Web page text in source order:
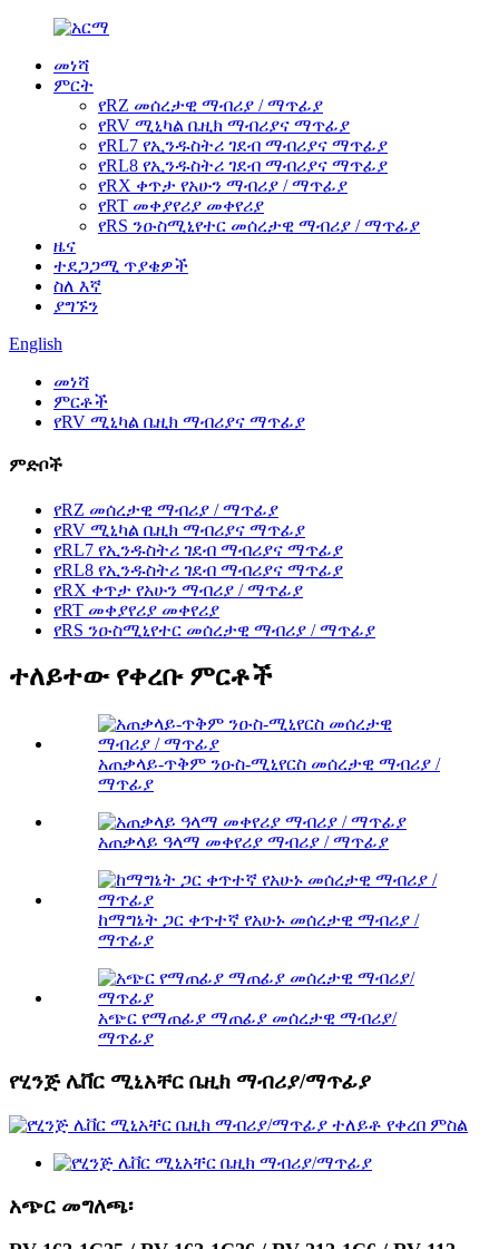
መነሻ
ምርት
የRZ መሰረታዊ ማብሪያ / ማጥፊያ
የRV ሚኒካል ቤዚክ ማብሪያና ማጥፊያ
የRL7 የኢንዱስትሪ ገደብ ማብሪያና ማጥፊያ
የRL8 የኢንዱስትሪ ገደብ ማብሪያና ማጥፊያ
የRX ቀጥታ የአሁን ማብሪያ / ማጥፊያ
የRT መቀያየሪያ መቀየሪያ
የRS ንዑስሚኒየተር መሰረታዊ ማብሪያ / ማጥፊያ
ዜና
ተደጋጋሚ ጥያቄዎች
ስለ እኛ
ያግኙን
English
መነሻ
ምርቶች
የRV ሚኒካል ቤዚክ ማብሪያና ማጥፊያ
ምድቦች
የRZ መሰረታዊ ማብሪያ / ማጥፊያ
የRV ሚኒካል ቤዚክ ማብሪያና ማጥፊያ
የRL7 የኢንዱስትሪ ገደብ ማብሪያና ማጥፊያ
የRL8 የኢንዱስትሪ ገደብ ማብሪያና ማጥፊያ
የRX ቀጥታ የአሁን ማብሪያ / ማጥፊያ
የRT መቀያየሪያ መቀየሪያ
የRS ንዑስሚኒየተር መሰረታዊ ማብሪያ / ማጥፊያ
ተለይተው የቀረቡ ምርቶች
አጠቃላይ-ጥቅም ንዑስ-ሚኒየርስ መሰረታዊ ማብሪያ /
ማጥፊያ
አጠቃላይ ዓላማ መቀየሪያ ማብሪያ / ማጥፊያ
ከማግኔት ጋር ቀጥተኛ የአሁኑ መሰረታዊ ማብሪያ /
ማጥፊያ
አጭር የማጠፊያ ማጠፊያ መሰረታዊ ማብሪያ/
ማጥፊያ
የሂንጅ ሌቨር ሚኒአቸር ቤዚክ ማብሪያ/ማጥፊያ
አጭር መግለጫ፡